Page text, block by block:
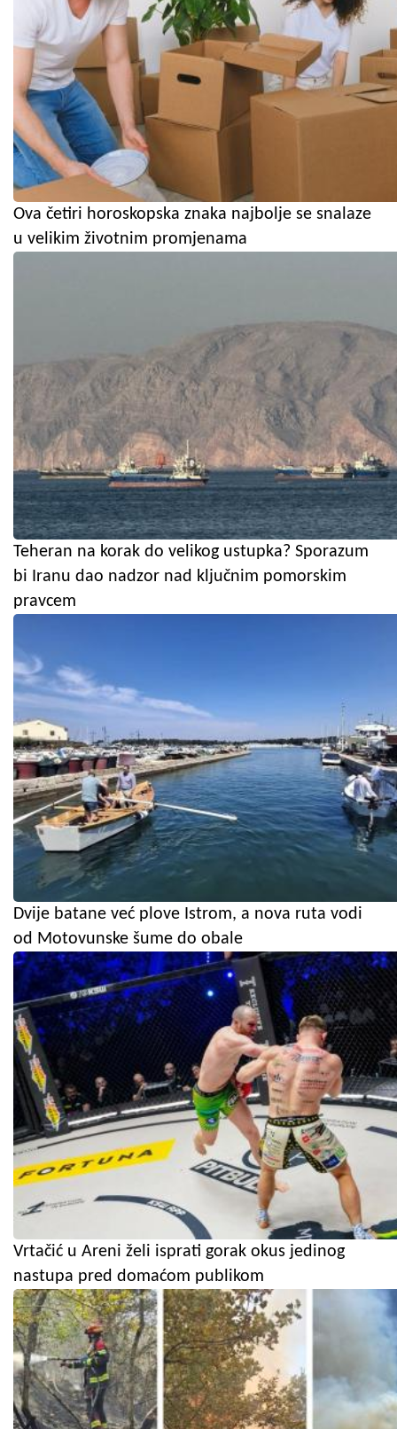
Ova četiri horoskopska znaka najbolje se snalaze
u velikim životnim promjenama
Teheran na korak do velikog ustupka? Sporazum
bi Iranu dao nadzor nad ključnim pomorskim
pravcem
Dvije batane već plove Istrom, a nova ruta vodi
od Motovunske šume do obale
Vrtačić u Areni želi isprati gorak okus jedinog
nastupa pred domaćom publikom